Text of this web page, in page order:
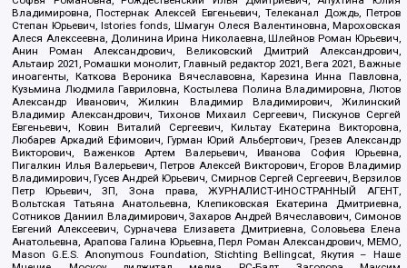
Владимировна, Постернак Алексей Евгеньевич, Телеканал Дождь, Петров
Степан Юрьевич, Istories fonds, Шмагун Олеся Валентиновна, Мароховская
Алеся Алексеевна, Долинина Ирина Николаевна, Шлейнов Роман Юрьевич,
Анин Роман Александрович, Великовский Дмитрий Александрович,
Альтаир 2021, Ромашки монолит, Главный редактор 2021, Вега 2021, Важные
иноагенты, Каткова Вероника Вячеславовна, Карезина Инна Павловна,
Кузьмина Людмила Гавриловна, Костылева Полина Владимировна, Лютов
Александр Иванович, Жилкин Владимир Владимирович, Жилинский
Владимир Александрович, Тихонов Михаил Сергеевич, Пискунов Сергей
Евгеньевич, Ковин Виталий Сергеевич, Кильтау Екатерина Викторовна,
Любарев Аркадий Ефимович, Гурман Юрий Альбертович, Грезев Александр
Викторович, Важенков Артем Валерьевич, Иванова София Юрьевна,
Пигалкин Илья Валерьевич, Петров Алексей Викторович, Егоров Владимир
Владимирович, Гусев Андрей Юрьевич, Смирнов Сергей Сергеевич, Верзилов
Петр Юрьевич, ЗП, Зона права, ЖУРНАЛИСТ-ИНОСТРАННЫЙ АГЕНТ,
Вольтская Татьяна Анатольевна, Клепиковская Екатерина Дмитриевна,
Сотников Даниил Владимирович, Захаров Андрей Вячеславович, Симонов
Евгений Алексеевич, Сурначева Елизавета Дмитриевна, Соловьева Елена
Анатольевна, Арапова Галина Юрьевна, Перл Роман Александрович, МЕМО,
Mason G.E.S. Anonymous Foundation, Stichting Bellingcat, Якутия – Наше